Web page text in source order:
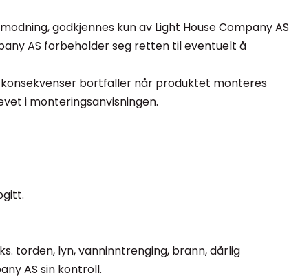
godkjennes kun av Light House Company AS
AS forbeholder seg retten til eventuelt å
konsekvenser bortfaller når produktet monteres
i monteringsanvisningen.
torden, lyn, vanninntrenging, brann, dårlig
AS sin kontroll.